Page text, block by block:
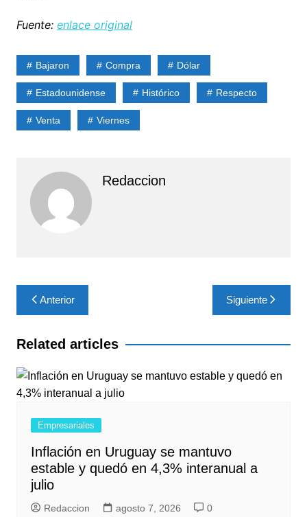
Fuente: enlace original
Bajaron Compra Dólar
Estadounidense Histórico Respecto
Venta Viernes
Redaccion
Navegación
de
entradas
Anterior Siguiente
Related articles
Empresariales
Inflación en Uruguay se mantuvo
estable y quedó en 4,3% interanual a
julio
Redaccion agosto 7, 2026 0